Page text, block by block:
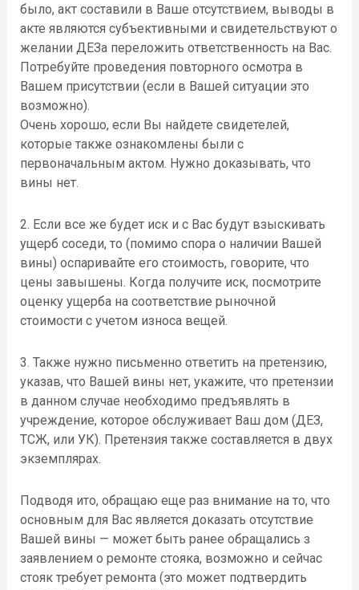
было, акт составили в Ваше отсутствием, выводы в
акте являются субъективными и свидетельствуют о
желании ДЕЗа переложить ответственность на Вас.
Потребуйте проведения повторного осмотра в
Вашем присутствии (если в Вашей ситуации это
возможно).
Очень хорошо, если Вы найдете свидетелей,
которые также ознакомлены были с
первоначальным актом. Нужно доказывать, что
вины нет.
2. Если все же будет иск и с Вас будут взыскивать
ущерб соседи, то (помимо спора о наличии Вашей
вины) оспаривайте его стоимость, говорите, что
цены завышены. Когда получите иск, посмотрите
оценку ущерба на соответствие рыночной
стоимости с учетом износа вещей.
3. Также нужно письменно ответить на претензию,
указав, что Вашей вины нет, укажите, что претензии
в данном случае необходимо предъявлять в
учреждение, которое обслуживает Ваш дом (ДЕЗ,
ТСЖ, или УК). Претензия также составляется в двух
экземплярах.
Подводя ито, обращаю еще раз внимание на то, что
основным для Вас является доказать отсутствие
Вашей вины — может быть ранее обращались з
заявлением о ремонте стояка, возможно и сейчас
стояк требует ремонта (это может подтвердить